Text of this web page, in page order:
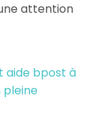
attention
aide bpost à